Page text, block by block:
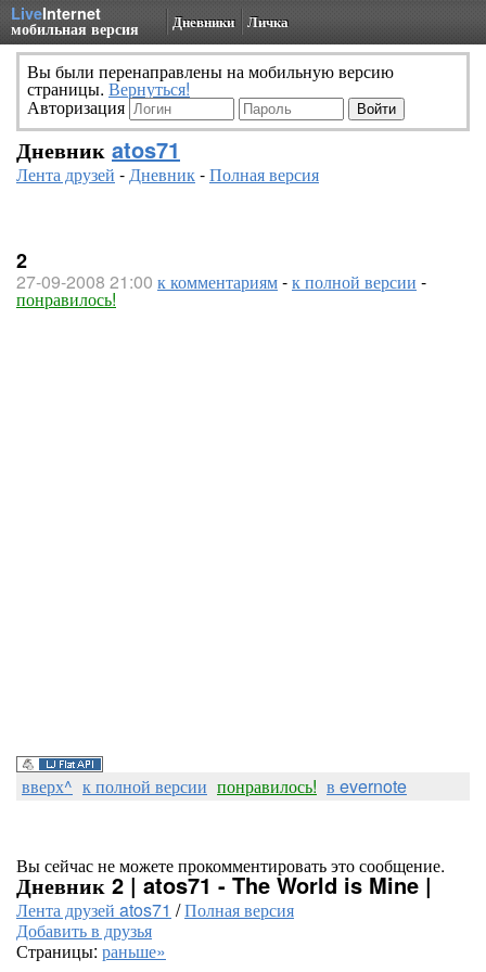
LiveInternet
мобильная версия Дневники Личка
Вы были перенаправлены на мобильную версию
страницы. Вернуться!
Авторизация
Дневник atos71
Лента друзей -Дневник-Полная версия
2
27-09-2008 21:00 к комментариям-к полной версии -
понравилось!
вверх^ к полной версии понравилось! в evernote
Вы сейчас не можете прокомментировать это сообщение.
Дневник 2 | atos71 - The World is Mine |
Лента друзей atos71 /Полная версия
Добавить в друзья
Страницы: раньше»